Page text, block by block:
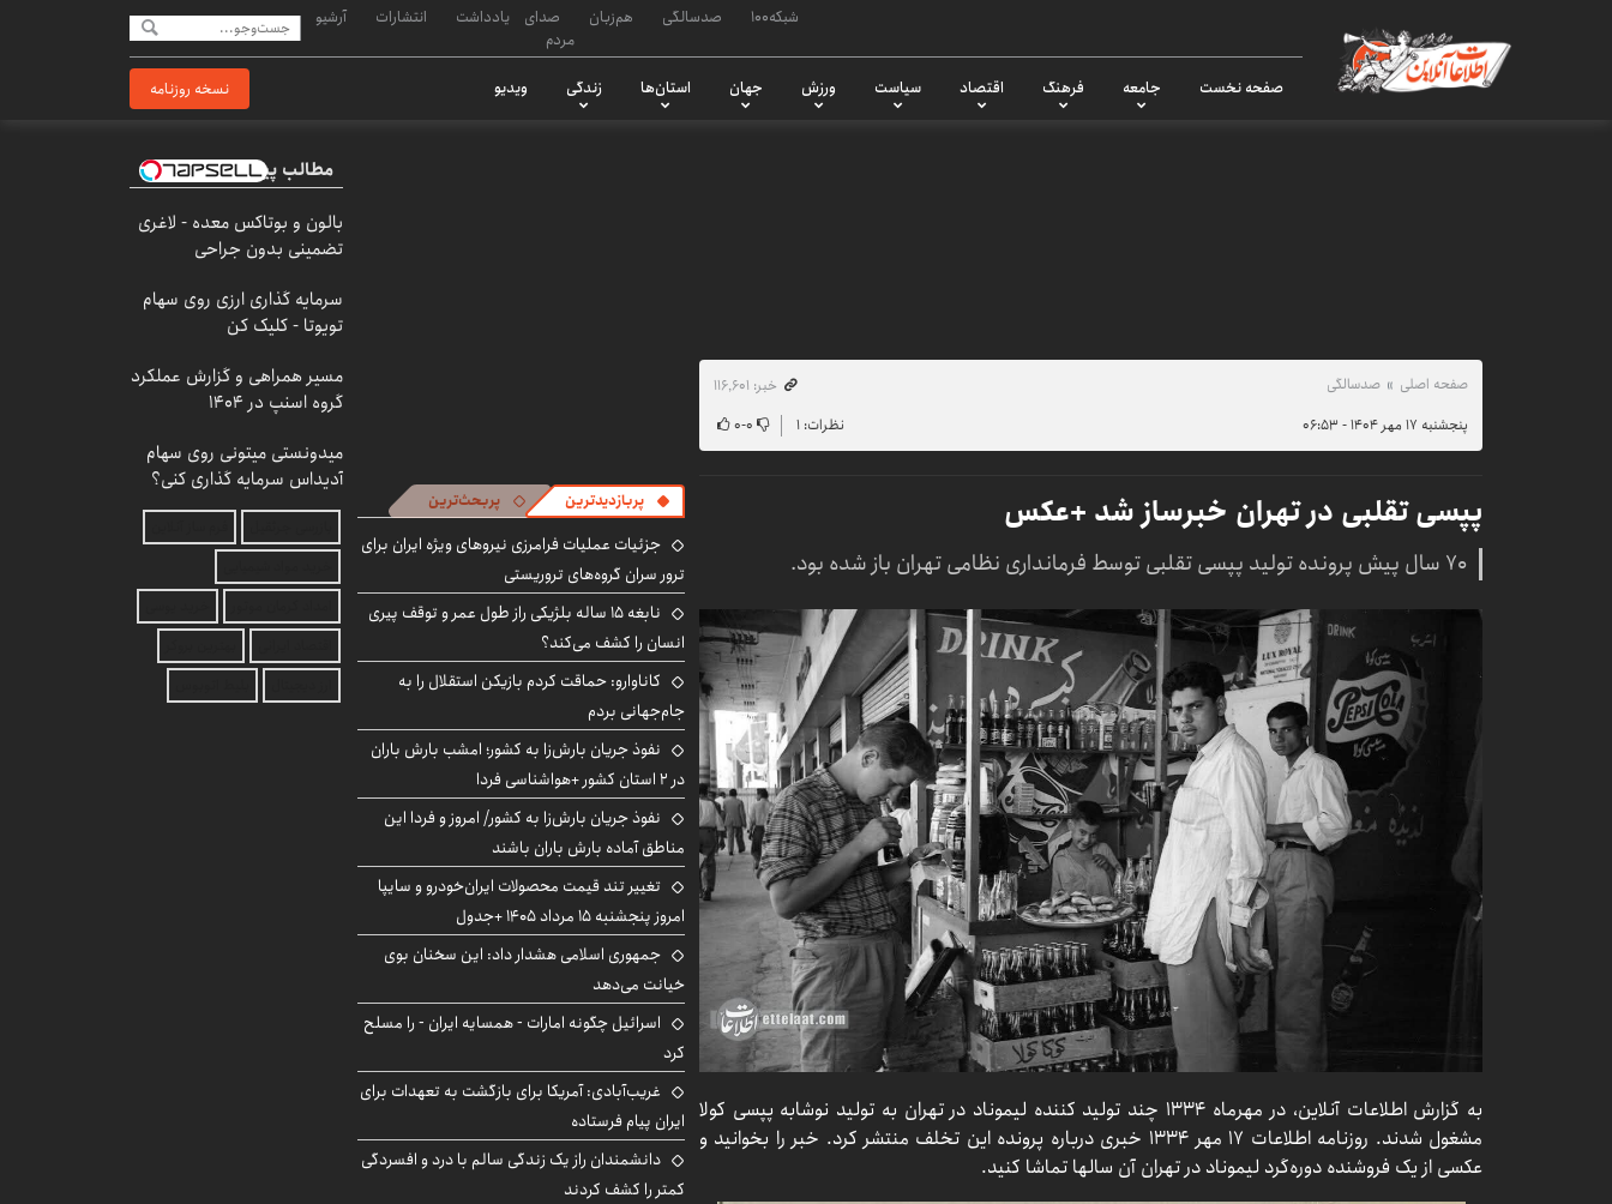
شبکه۱۰۰ صدسالگی هم‌زبان
صدای
مردم
یادداشت انتشارات آرشیو
صفحه نخست جامعه فرهنگ اقتصاد سیاست ورزش جهان استان‌ها زندگی ویدیو نسخه روزنامه
صفحه اصلی صدسالگی
خبر: ۱۱۶٬۶۰۱
پنجشنبه ۱۷ مهر ۱۴۰۴ - ۰۶:۵۳
نظرات: ۱ ۰-۰
پپسی تقلبی در تهران خبرساز شد +عکس
۷۰ سال پیش پرونده تولید پپسی تقلبی توسط فرمانداری نظامی تهران باز شده بود.
به گزارش اطلاعات آنلاین، در مهرماه ۱۳۳۴ چند تولید کننده لیموناد در تهران به تولید نوشابه پپسی کولا
مشغول شدند. روزنامه اطلاعات ۱۷ مهر ۱۳۳۴ خبری درباره پرونده این تخلف منتشر کرد. خبر را بخوانید و
عکسی از یک فروشنده دوره‌گرد لیموناد در تهران آن سالها تماشا کنید.
پربازدیدترین پربحث‌ترین
جزئیات عملیات فرامرزی نیروهای ویژه ایران برای
ترور سران گروه‌های تروریستی
نابغه ۱۵ ساله بلژیکی راز طول عمر و توقف پیری
انسان را کشف می‌کند؟
کاناوارو: حماقت کردم بازیکن استقلال را به
جام‌جهانی بردم
نفوذ جریان بارش‌زا به کشور؛ امشب بارش باران
در ۲ استان کشور +هواشناسی فردا
نفوذ جریان بارش‌زا به کشور/ امروز و فردا این
مناطق آماده بارش باران باشند
تغییر تند قیمت محصولات ایران‌خودرو و سایپا
امروز پنجشنبه ۱۵ مرداد ۱۴۰۵ +جدول
جمهوری اسلامی هشدار داد: این سخنان بوی
خیانت می‌دهد
اسرائیل چگونه امارات - همسایه ایران - را مسلح
کرد
غریب‌آبادی: آمریکا برای بازگشت به تعهدات برای
ایران پیام فرستاده
دانشمندان راز یک زندگی سالم با درد و افسردگی
کمتر را کشف کردند
مطالب پیشنهادی
بالون و بوتاکس معده - لاغری
تضمینی بدون جراحی
سرمایه گذاری ارزی روی سهام
تویوتا - کلیک کن
مسیر همراهی و گزارش عملکرد
گروه اسنپ در ۱۴۰۴
میدونستی میتونی روی سهام
آدیداس سرمایه گذاری کنی؟